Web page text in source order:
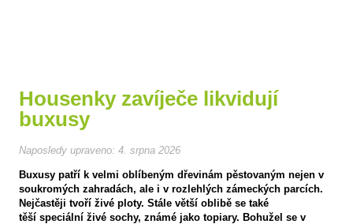
Housenky zavíječe likvidují
buxusy
Naposledy upraveno: 4. srpna 2026
Buxusy patří k velmi oblíbeným dřevinám pěstovaným nejen v
soukromých zahradách, ale i v rozlehlých zámeckých parcích.
Nejčastěji tvoří živé ploty. Stále větší oblibě se také
těší speciální živé sochy, známé jako topiary. Bohužel se v